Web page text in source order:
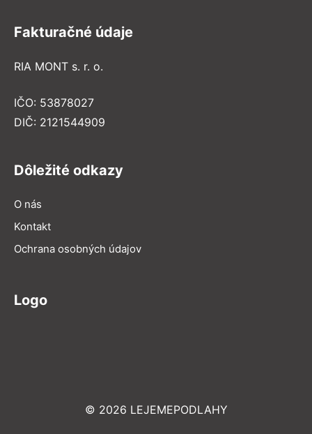
Fakturačné údaje
RIA MONT s. r. o.
IČO: 53878027
DIČ: 2121544909
Dôležité odkazy
O nás
Kontakt
Ochrana osobných údajov
Logo
© 2026 LEJEMEPODLAHY